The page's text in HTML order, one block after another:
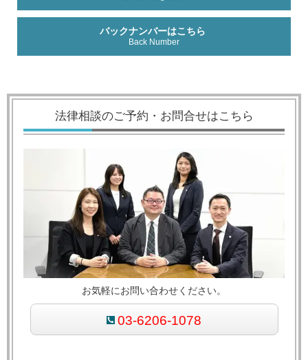
バックナンバーはこちら
Back Number
法律相談のご予約・お問合せはこちら
お気軽にお問い合わせください。
03-6206-1078